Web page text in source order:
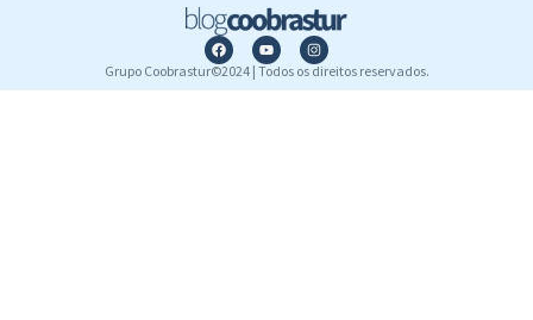
Grupo Coobrastur©2024 | Todos os direitos reservados.